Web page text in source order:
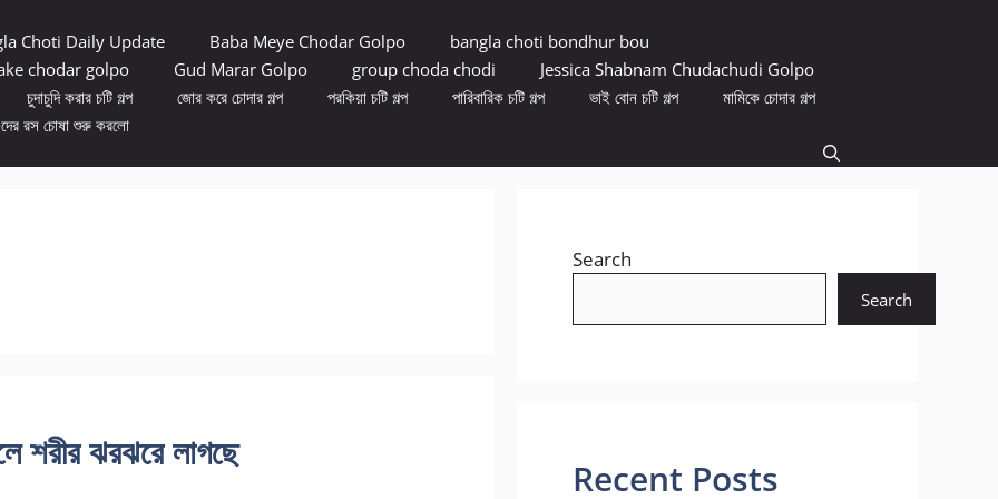
Choti Daily Update Baba Meye Chodar Golpo
bangla choti bondhur bou
chodar golpo Gud Marar Golpo group choda chodi
Jessica Shabnam Chudachudi Golpo
চুদাচুদি করার চটি গল্প জোর করে চোদার গল্প পরকিয়া চটি গল্প পারিবারিক চটি গল্প ভাই বোন চটি গল্প
মামিকে চোদার গল্প
রস চোষা শুরু করলো
শরীর ঝরঝরে লাগছে
Search
Search
Recent Posts